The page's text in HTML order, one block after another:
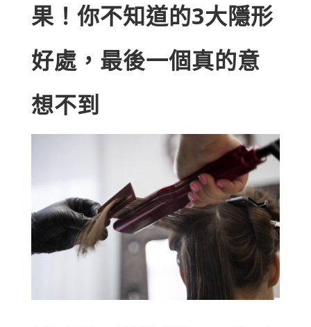
果！你不知道的3大隱形
好處，最後一個真的意
想不到